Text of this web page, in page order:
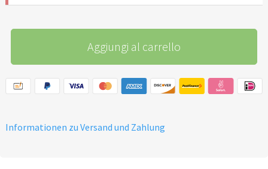
Aggiungi al carrello
Informationen zu Versand und Zahlung